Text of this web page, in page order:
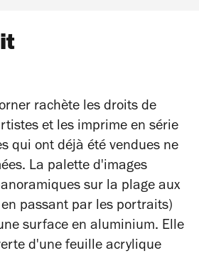
rachète les droits de
et les imprime en série
qui ont déjà été vendues ne
La palette d'images
sur la plage aux
passant par les portraits)
surface en aluminium. Elle
d'une feuille acrylique